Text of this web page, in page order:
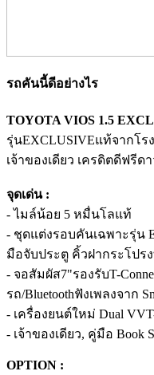
รถคันนี้ดีอย่างไร
TOYOTA VIOS 1.5
รุ่นEXCLUSIVEแท้จากโ
เจ้าของเดียว เครดิตดีฟรีด
จุดเด่น :
- ไมล์น้อย 5 หมื่นโลแท้
- ชุดแต่งรอบคันเฉพาะรุ่น
มือจับประตู คิ้วฝากระโปร
- จอสัมผัส7"รองรับT-
รถ/Bluetoothฟังเพลงจาก
- เครื่องยนต์ใหม่ Dual
- เจ้าของเดียว, คู่มือ Book
OPTION :